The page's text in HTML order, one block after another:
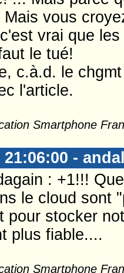
vous
vrai que
le tué!
c.à.d. le
l'article.
Smartphone
21:06:00 -
: +1!!!
le cloud sont
pour stocker
plus fiable....
Smartphone